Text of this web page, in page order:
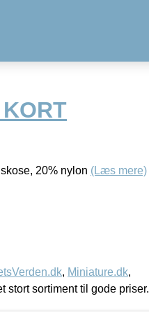
20% nylon (Læs mere)
, Miniature.dk,
stort sortiment til gode priser.